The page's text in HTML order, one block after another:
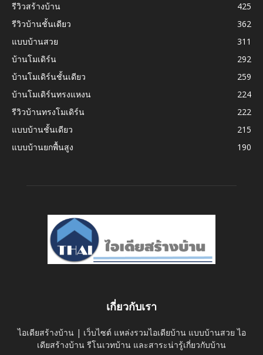
รีวิวสร้างบ้าน
425
รีวิวบ้านชั้นเดียว
362
แบบบ้านสวย
311
บ้านโมเดิร์น
292
บ้านโมเดิร์นชั้นเดียว
259
บ้านโมเดิร์นทรงแหงน
224
รีวิวบ้านทรงโมเดิร์น
222
แบบบ้านชั้นเดียว
215
แบบบ้านยกพื้นสูง
190
เกี่ยวกับเรา
ไอเดียสร้างบ้าน | เว็บไซต์ แหล่งรวมไอเดียบ้าน แบบบ้านสวย ไอ
เดียสร้างบ้าน รีโนเวทบ้าน และสาระน่ารู้เกี่ยวกับบ้าน